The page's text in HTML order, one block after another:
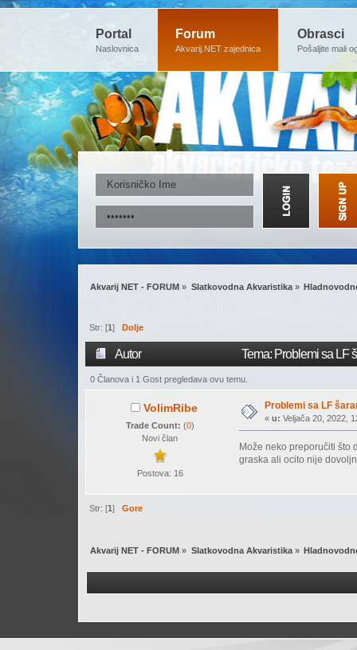
Portal
Naslovnica
Forum
Akvarij.NET zajednica
Obrasci
Pošaljite mali
Akvarij NET - FORUM » Slatkovodna Akvaristika»
Str: [1] Dolje
Autor Tema: Problemi sa LF
0 Članova i 1 Gost pregledava ovu temu.
VolimRibe
Trade Count: (0)
Novi član
Postova: 16
Problemi sa LF
« u: Veljača 20, 2022,
Može neko preporučiti što
graska ali ocito nije
Str: [1]Gore
Akvarij NET - FORUM » Slatkovodna Akvaristika»